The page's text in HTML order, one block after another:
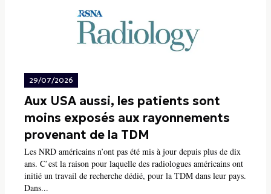
29/07/2026
Aux USA aussi, les patients sont
moins exposés aux rayonnements
provenant de la TDM
Les NRD américains n’ont pas été mis à jour depuis plus de dix
ans. C’est la raison pour laquelle des radiologues américains ont
initié un travail de recherche dédié, pour la TDM dans leur pays.
Dans...